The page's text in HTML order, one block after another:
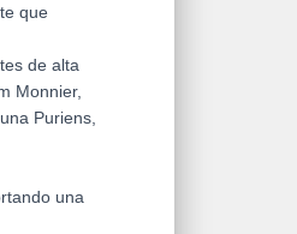
que
de alta
Monnier,
Puriens,
una